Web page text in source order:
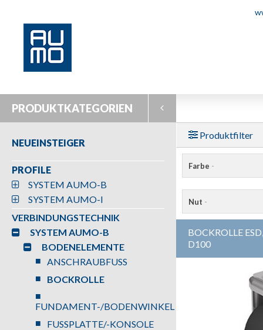
PRODUKTKATEGORIEN
NEUEINSTEIGER
PROFILE
SYSTEM AUMO-B
SYSTEM AUMO-I
VERBINDUNGSTECHNIK
SYSTEM AUMO-B
BODENELEMENTE
ANSCHRAUBFUSS
BOCKROLLE
FUNDAMENT-/BODENWINKEL
FUSSPLATTE/-KONSOLE
Produktfilter
Farbe -
Nut -
BOCKROLLE
D100